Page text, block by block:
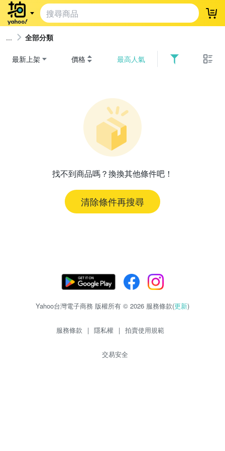
登
全部分類
最新上架 價格 最高人氣
找不到商品嗎？換換其他條件吧！
清除條件再搜尋
Yahoo台灣電子商務 版權所有 © 2026 服務條款(更新)
服務條款 | 隱私權 | 拍賣使用規範
交易安全